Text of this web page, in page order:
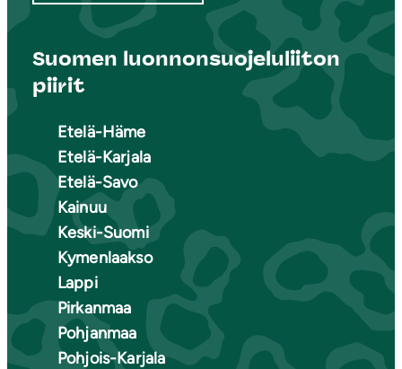
Suomen luonnonsuojeluliiton
piirit
Etelä-Häme
Etelä-Karjala
Etelä-Savo
Kainuu
Keski-Suomi
Kymenlaakso
Lappi
Pirkanmaa
Pohjanmaa
Pohjois-Karjala